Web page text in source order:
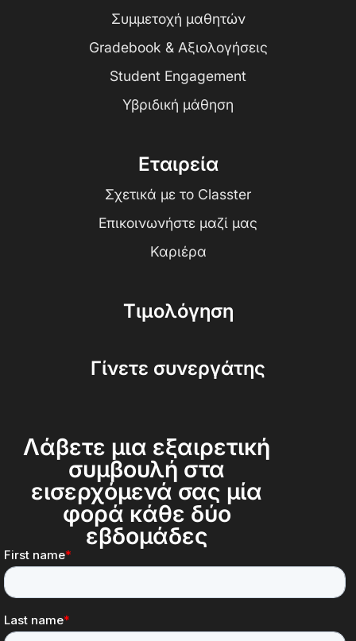
Συμμετοχή μαθητών
Gradebook & Αξιολογήσεις
Student Engagement
Υβριδική μάθηση
Εταιρεία
Σχετικά με το Classter
Επικοινωνήστε μαζί μας
Καριέρα
Τιμολόγηση
Γίνετε συνεργάτης
Λάβετε μια εξαιρετική
συμβουλή στα
εισερχόμενά σας μία
φορά κάθε δύο
εβδομάδες